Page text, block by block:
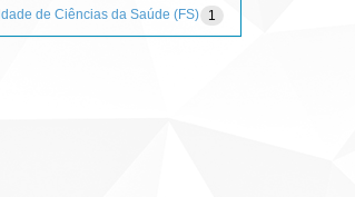
1
de Ciências da Saúde (FS)